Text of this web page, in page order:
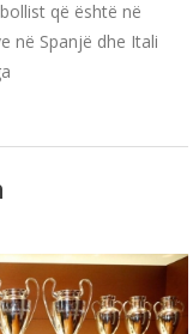
që është në
në Spanjë dhe Itali